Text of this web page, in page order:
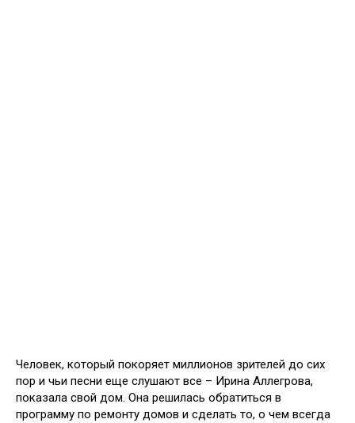
Человек, который покоряет миллионов зрителей до сих
пор и чьи песни еще слушают все – Ирина Аллегрова,
показала свой дом. Она решилась обратиться в
программу по ремонту домов и сделать то, о чем всегда